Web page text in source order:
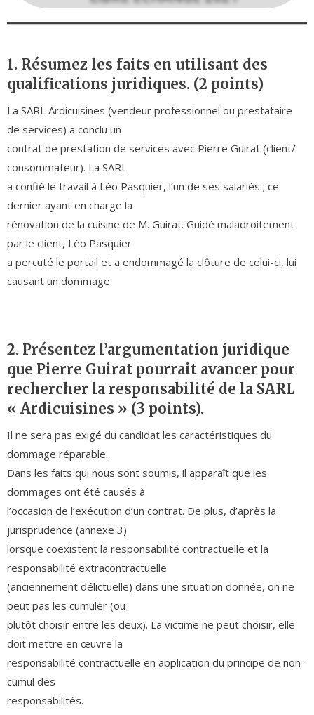
1. Résumez les faits en utilisant des
qualifications juridiques. (2 points)
La SARL Ardicuisines (vendeur professionnel ou prestataire
de services) a conclu un
contrat de prestation de services avec Pierre Guirat (client/
consommateur). La SARL
a confié le travail à Léo Pasquier, l’un de ses salariés ; ce
dernier ayant en charge la
rénovation de la cuisine de M. Guirat. Guidé maladroitement
par le client, Léo Pasquier
a percuté le portail et a endommagé la clôture de celui-ci, lui
causant un dommage.
2. Présentez l’argumentation juridique
que Pierre Guirat pourrait avancer pour
rechercher la responsabilité de la SARL
« Ardicuisines » (3 points).
Il ne sera pas exigé du candidat les caractéristiques du
dommage réparable.
Dans les faits qui nous sont soumis, il apparaît que les
dommages ont été causés à
l’occasion de l’exécution d’un contrat. De plus, d’après la
jurisprudence (annexe 3)
lorsque coexistent la responsabilité contractuelle et la
responsabilité extracontractuelle
(anciennement délictuelle) dans une situation donnée, on ne
peut pas les cumuler (ou
plutôt choisir entre les deux). La victime ne peut choisir, elle
doit mettre en œuvre la
responsabilité contractuelle en application du principe de non-
cumul des
responsabilités.